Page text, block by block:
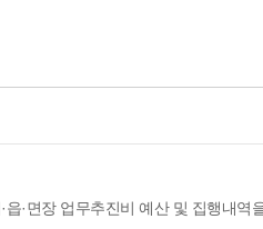
·면장 업무추진비 예산 및 집행내